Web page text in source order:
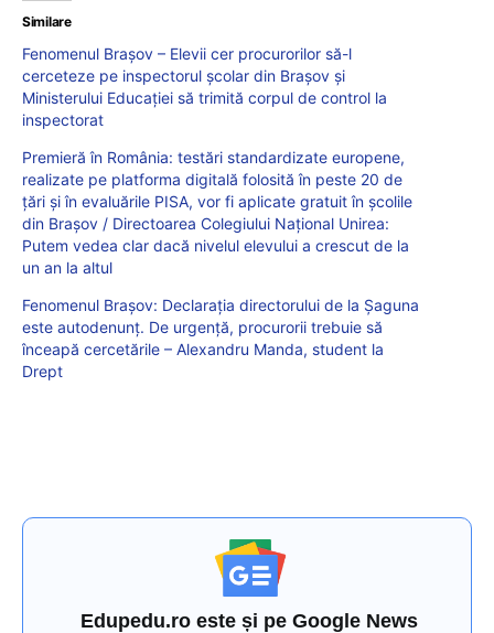
Similare
Fenomenul Brașov – Elevii cer procurorilor să-l
cerceteze pe inspectorul școlar din Brașov și
Ministerului Educației să trimită corpul de control la
inspectorat
Premieră în România: testări standardizate europene,
realizate pe platforma digitală folosită în peste 20 de
țări și în evaluările PISA, vor fi aplicate gratuit în școlile
din Brașov / Directoarea Colegiului Național Unirea:
Putem vedea clar dacă nivelul elevului a crescut de la
un an la altul
Fenomenul Brașov: Declarația directorului de la Șaguna
este autodenunț. De urgență, procurorii trebuie să
înceapă cercetările – Alexandru Manda, student la
Drept
Edupedu.ro este și pe Google News